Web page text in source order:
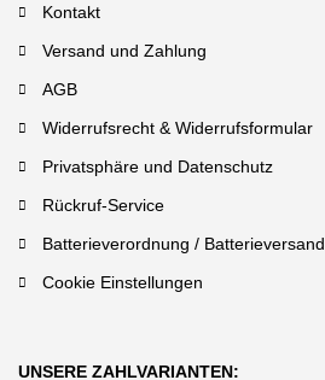
Kontakt
Versand und Zahlung
AGB
Widerrufsrecht & Widerrufsformular
Privatsphäre und Datenschutz
Rückruf-Service
Batterieverordnung / Batterieversand
Cookie Einstellungen
UNSERE ZAHLVARIANTEN: